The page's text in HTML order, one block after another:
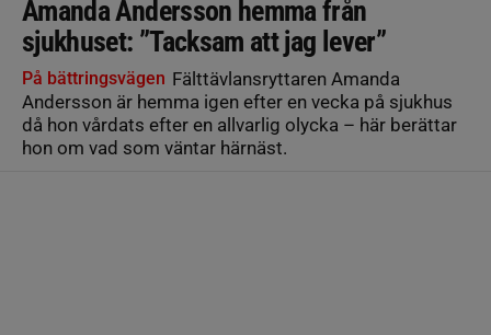
Amanda Andersson hemma från
sjukhuset: ”Tacksam att jag lever”
På bättringsvägen Fälttävlansryttaren Amanda
Andersson är hemma igen efter en vecka på sjukhus
då hon vårdats efter en allvarlig olycka – här berättar
hon om vad som väntar härnäst.